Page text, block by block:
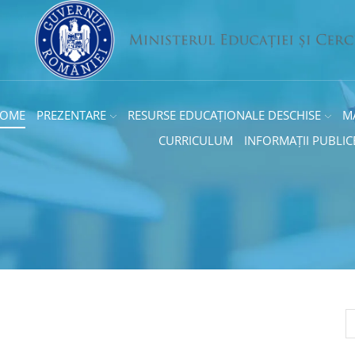
PREZENTARE RESURSE EDUCAȚIONALE DESCHISE
CURRICULUM
INFORMAȚII